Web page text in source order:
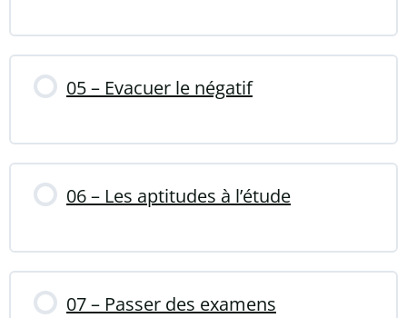
05 – Evacuer le négatif
06 – Les aptitudes à l’étude
07 – Passer des examens